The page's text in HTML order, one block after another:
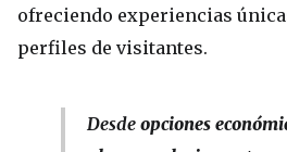
ofreciendo experiencias
perfiles de visitantes.
Desde opciones